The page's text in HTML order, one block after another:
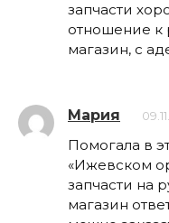
запчасти
отношение к
магазин, с
Мария
Помогала в
«Ижевском
запчасти на
магазин